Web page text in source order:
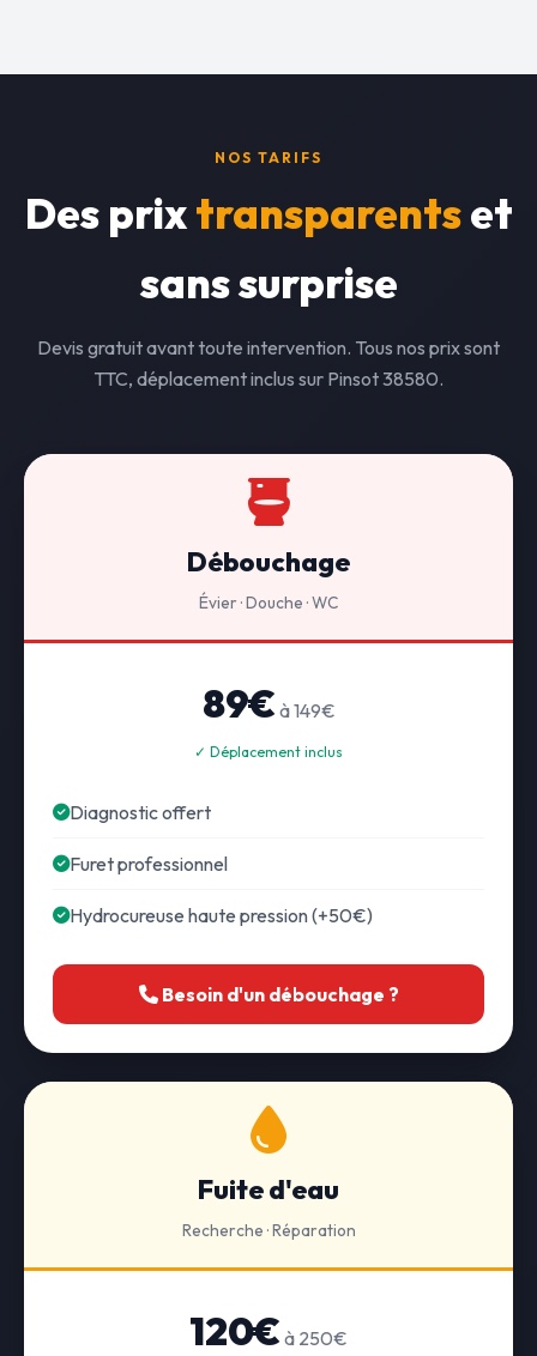
NOS TARIFS
Des prixtransparentset
sans surprise
Devis gratuit avant toute intervention. Tous nos prix sont
TTC, déplacement inclus sur Pinsot 38580.
Débouchage
Évier · Douche · WC
89€ à 149€
✓ Déplacement inclus
Diagnostic offert
Furet professionnel
Hydrocureuse haute pression (+50€)
Besoin d'un débouchage ?
Fuite d'eau
Recherche · Réparation
120€ à 250€